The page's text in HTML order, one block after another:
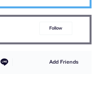
Follow
Add Friends